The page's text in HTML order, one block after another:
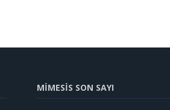
MİMESİS SON SAYI